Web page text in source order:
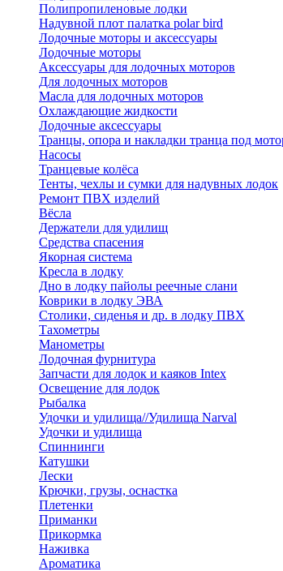
Полипропиленовые лодки
Надувной плот палатка polar bird
Лодочные моторы и аксессуары
Лодочные моторы
Аксессуары для лодочных моторов
Для лодочных моторов
Масла для лодочных моторов
Охлаждающие жидкости
Лодочные аксессуары
Транцы, опора и накладки транца под
Насосы
Транцевые колёса
Тенты, чехлы и сумки для надувных лодок
Ремонт ПВХ изделий
Вёсла
Держатели для удилищ
Средства спасения
Якорная система
Кресла в лодку
Дно в лодку пайолы реечные слани
Коврики в лодку ЭВА
Столики, сиденья и др. в лодку ПВХ
Тахометры
Манометры
Лодочная фурнитура
Запчасти для лодок и каяков Intex
Освещение для лодок
Рыбалка
Удочки и удилища//Удилища Narval
Удочки и удилища
Спиннинги
Катушки
Лески
Крючки, грузы, оснастка
Плетенки
Приманки
Прикормка
Наживка
Ароматика